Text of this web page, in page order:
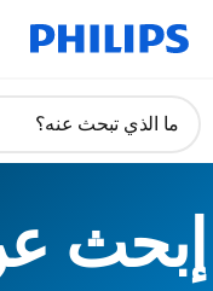
دعم
ما الذي تبحث عنه؟
إبحث